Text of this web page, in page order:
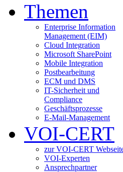
Themen
Enterprise Information
Management (EIM)
Cloud Integration
Microsoft SharePoint
Mobile Integration
Postbearbeitung
ECM und DMS
IT-Sicherheit und
Compliance
Geschäftsprozesse
E-Mail-Management
VOI-CERT
zur VOI-CERT
VOI-Experten
Ansprechpartner